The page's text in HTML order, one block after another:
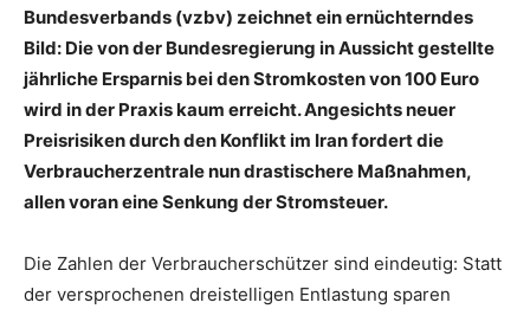
Bundesverbands (vzbv) zeichnet ein ernüchterndes
Bild: Die von der Bundesregierung in Aussicht gestellte
jährliche Ersparnis bei den Stromkosten von 100 Euro
wird in der Praxis kaum erreicht. Angesichts neuer
Preisrisiken durch den Konflikt im Iran fordert die
Verbraucherzentrale nun drastischere Maßnahmen,
allen voran eine Senkung der Stromsteuer.
Die Zahlen der Verbraucherschützer sind eindeutig: Statt
der versprochenen dreistelligen Entlastung sparen